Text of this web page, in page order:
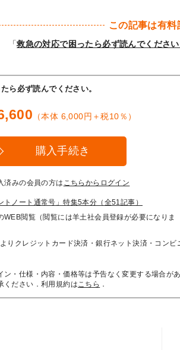
この記事は有料
「救急の対応で困ったら必ず読んでください
ら必ず読んでください。
（本体 6,000円＋税10％）
購入手続き
済みの会員の方は こちらからログイン
トノート通常号」特集5本分（全51記事）
WEB閲覧（閲覧には羊土社会員登録が必要になりま
りクレジットカード決済・銀行ネット決済・コンビ
・仕様・内容・価格等は予告なく変更する場合が
ください．利用規約は こちら ．